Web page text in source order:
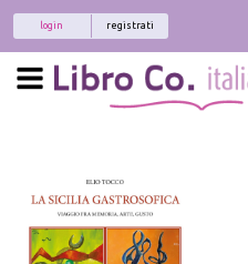
registrati
login